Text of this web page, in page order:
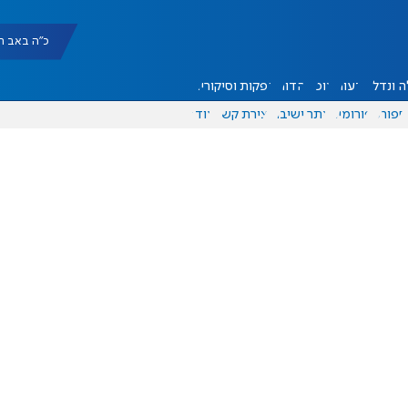
כ"ה באב תשפ"ו
ונדל"ן דעות אוכל יהדות הפקות וסיקורים
ספורט פורומים אתר ישיבה יצירת קשר עוד